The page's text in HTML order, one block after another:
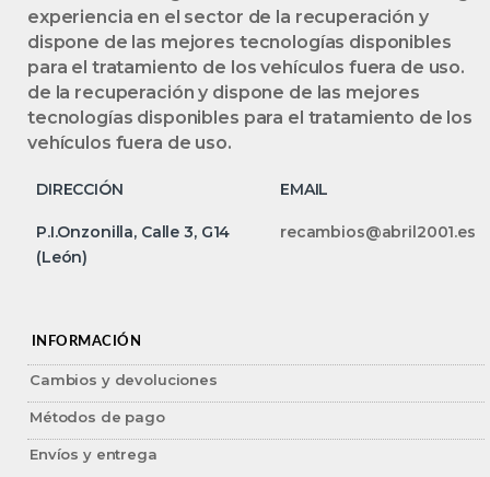
experiencia en el sector de la recuperación y
dispone de las mejores tecnologías disponibles
para el tratamiento de los vehículos fuera de uso.
de la recuperación y dispone de las mejores
tecnologías disponibles para el tratamiento de los
vehículos fuera de uso.
DIRECCIÓN EMAIL
P.I.Onzonilla, Calle 3, G14
(León)
recambios@abril2001.es
INFORMACIÓN
Cambios y devoluciones
Métodos de pago
Envíos y entrega